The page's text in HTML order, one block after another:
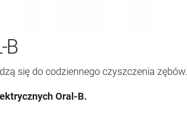
B
się do codziennego czyszczenia zębów.
Oral-B.